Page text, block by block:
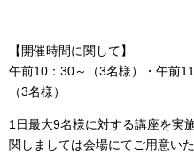
【開催時間に関して】
午前10：30～（3名様）・午前
（3名様）
1日最大9名様に対する講座を実
関しましては会場にてご用意いた